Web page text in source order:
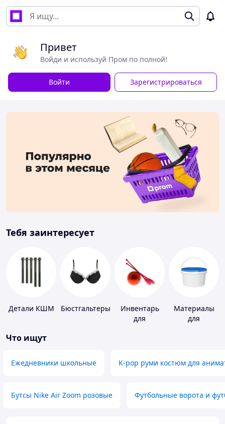
Привет
Войди и используй Пром по полной!
Войти Зарегистрироваться
Тебя заинтересует
Детали КШМ Бюстгальтеры
Инвентарь
для
Материалы
для
Что ищут
Ежедневники школьные K-pop руми костюм для
Бутсы Nike Air Zoom розовые Футбольные ворота и